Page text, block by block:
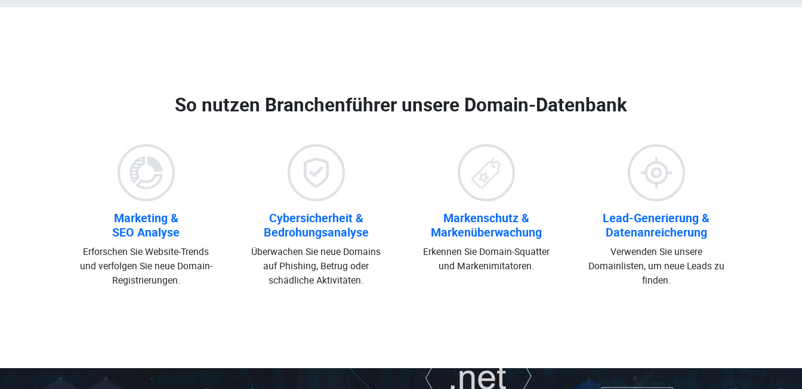
So nutzen Branchenführer unsere Domain-Datenbank
Marketing &
SEO Analyse
Erforschen Sie Website-Trends
und verfolgen Sie neue Domain-
Registrierungen.
Cybersicherheit &
Bedrohungsanalyse
Überwachen Sie neue Domains
auf Phishing, Betrug oder
schädliche Aktivitäten.
Markenschutz &
Markenüberwachung
Erkennen Sie Domain-Squatter
und Markenimitatoren.
Lead-Generierung &
Datenanreicherung
Verwenden Sie unsere
Domainlisten, um neue Leads zu
finden.